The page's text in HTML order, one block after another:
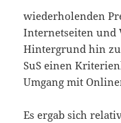
wiederholenden
Internetseiten und
Hintergrund hin
SuS einen
Umgang mit
Es ergab sich